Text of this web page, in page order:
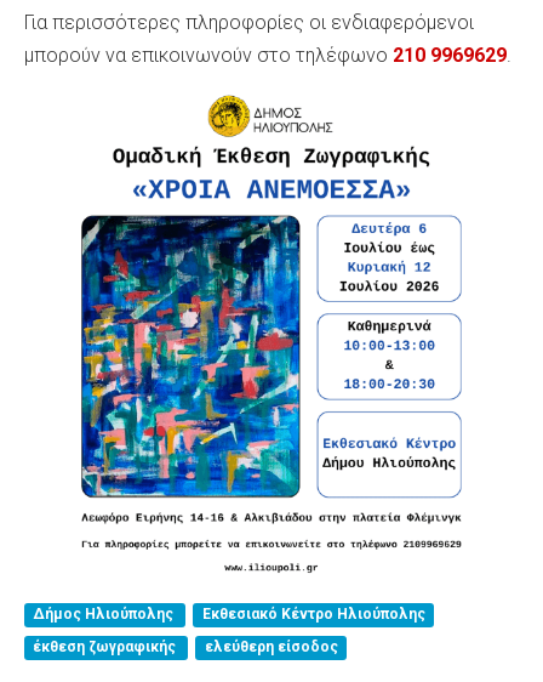
Για περισσότερες πληροφορίες οι ενδιαφερόμενοι
μπορούν να επικοινωνούν στο τηλέφωνο 210 9969629.
Δήμος Ηλιούπολης
Εκθεσιακό Κέντρο Ηλιούπολης
έκθεση ζωγραφικής
ελεύθερη είσοδος